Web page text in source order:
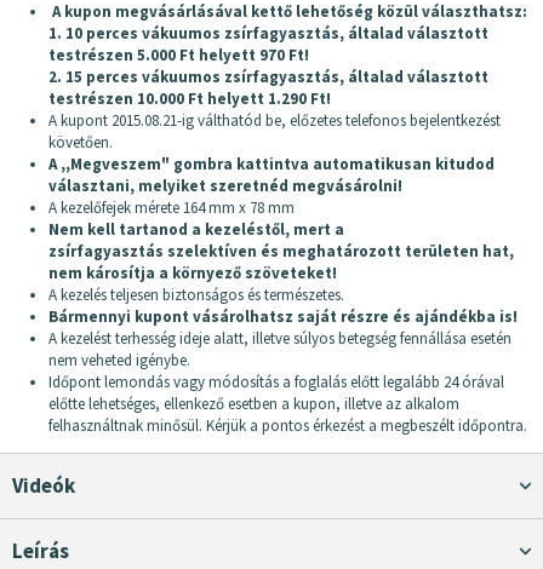
A kupon megvásárlásával kettő lehetőség közül választhatsz:
1. 10 perces vákuumos zsírfagyasztás, általad választott
testrészen 5.000 Ft helyett 970 Ft!
2. 15 perces vákuumos zsírfagyasztás, általad választott
testrészen 10.000 Ft helyett 1.290 Ft!
A kupont 2015.08.21-ig válthatód be, előzetes telefonos bejelentkezést
követően.
A ,,Megveszem" gombra kattintva automatikusan kitudod
választani, melyiket szeretnéd megvásárolni!
A kezelőfejek mérete 164 mm x 78 mm
Nem kell tartanod a kezeléstől, mert a
zsírfagyasztás szelektíven és meghatározott területen hat,
nem károsítja a környező szöveteket!
A kezelés teljesen biztonságos és természetes.
Bármennyi kupont vásárolhatsz saját részre és ajándékba is!
A kezelést terhesség ideje alatt, illetve súlyos betegség fennállása esetén
nem veheted igénybe.
Időpont lemondás vagy módosítás a foglalás előtt legalább 24 órával
előtte lehetséges, ellenkező esetben a kupon, illetve az alkalom
felhasználtnak minősül. Kérjük a pontos érkezést a megbeszélt időpontra.
Videók
Leírás